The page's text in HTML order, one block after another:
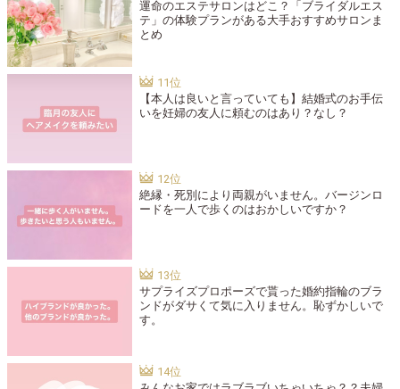
運命のエステサロンはどこ？「ブライダルエス
テ」の体験プランがある大手おすすめサロンま
とめ
【本人は良いと言っていても】結婚式のお手伝
いを妊婦の友人に頼むのはあり？なし？
絶縁・死別により両親がいません。バージンロ
ードを一人で歩くのはおかしいですか？
サプライズプロポーズで貰った婚約指輪のブラ
ンドがダサくて気に入りません。恥ずかしいで
す。